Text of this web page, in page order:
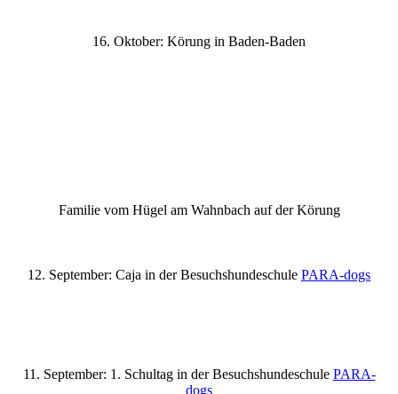
16. Oktober: Körung in Baden-Baden
Familie vom Hügel am Wahnbach auf der Körung
12. September: Caja in der Besuchshundeschule PARA-dogs
11. September: 1. Schultag in der Besuchshundeschule PARA-
dogs